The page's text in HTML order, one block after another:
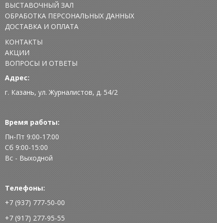
ВЫСТАВОЧНЫЙ ЗАЛ
ОБРАБОТКА ПЕРСОНАЛЬНЫХ ДАННЫХ
ДОСТАВКА И ОПЛАТА
КОНТАКТЫ
АКЦИИ
ВОПРОСЫ И ОТВЕТЫ
Адрес:
г. Казань, ул. Журналистов, д. 54/2
Время работы:
Пн-Пт 9:00-17:00
Сб 9:00-15:00
Вс - Выходной
Телефоны:
+7 (937) 777-50-00
+7 (917) 277-95-55